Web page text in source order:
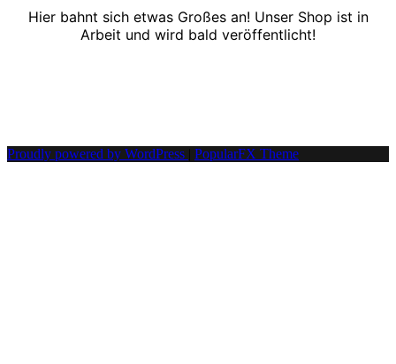
Hier bahnt sich etwas Großes an! Unser Shop ist in
Arbeit und wird bald veröffentlicht!
Proudly powered by WordPress PopularFX Theme